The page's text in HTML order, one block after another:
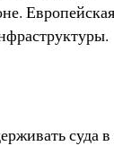
суда в